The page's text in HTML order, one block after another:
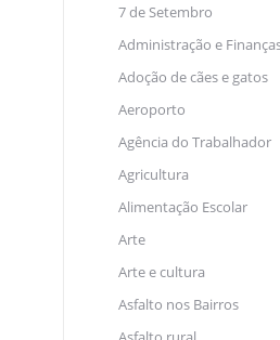
7 de Setembro
Administração e
Adoção de cães e gatos
Aeroporto
Agência do Trabalhador
Agricultura
Alimentação Escolar
Arte
Arte e cultura
Asfalto nos Bairros